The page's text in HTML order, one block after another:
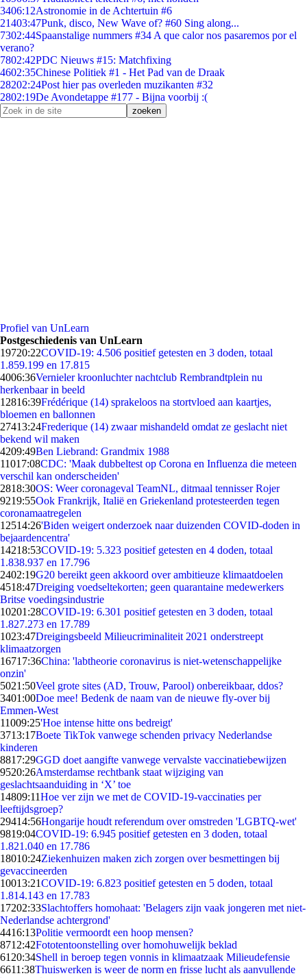
3406:12Astronomie in de Achtertuin #6
21403:47Punk, disco, New Wave of? #60 Sing along...
7302:44Spaanstalige nummers #34 A que calor nos pasaremos por el
verano?
7802:42PDC Nieuws #15: Matchfixing
4602:35Chinese Politiek #1 - Het Pad van de Draak
28202:24Post hier pas overleden muzikanten #32
2802:19De Avondetappe #177 - Bijna voorbij :(
Profiel van UnLearn
Postgeschiedenis van UnLearn
19720:22COVID-19: 4.506 positief getesten en 3 doden, totaal
1.859.199 en 17.815
4006:36Vernieler kroonluchter nachtclub Rembrandtplein nu
herkenbaar in beeld
12816:39Frédérique (14) sprakeloos na stortvloed aan kaartjes,
bloemen en ballonnen
27413:24Frederique (14) zwaar mishandeld omdat ze geslacht niet
bekend wil maken
4209:49Ben Liebrand: Grandmix 1988
11017:08CDC: 'Maak dubbeltest op Corona en Influenza die meteen
verschil kan onderscheiden'
2818:30OS: Weer coronageval TeamNL, ditmaal tennisser Rojer
9219:55Ook Frankrijk, Italië en Griekenland protesteerden tegen
coronamaatregelen
12514:26'Biden weigert onderzoek naar duizenden COVID-doden in
bejaardencentra'
14218:53COVID-19: 5.323 positief getesten en 4 doden, totaal
1.838.937 en 17.796
2402:19G20 bereikt geen akkoord over ambitieuze klimaatdoelen
4518:47Dreiging voedseltekorten; geen quarantaine medewerkers
Britse voedingsindustrie
10201:28COVID-19: 6.301 positief getesten en 3 doden, totaal
1.827.273 en 17.789
1023:47Dreigingsbeeld Milieucriminaliteit 2021 onderstreept
klimaatzorgen
16717:36China: 'labtheorie coronavirus is niet-wetenschappelijke
onzin'
5021:50Veel grote sites (AD, Trouw, Parool) onbereikbaar, ddos?
3401:00Doe mee! Bedenk de naam van de nieuwe fly-over bij
Emmen-West
11009:25'Hoe intense hitte ons bedreigt'
3713:17Boete TikTok vanwege schenden privacy Nederlandse
kinderen
8817:29GGD doet aangifte vanwege vervalste vaccinatiebewijzen
9520:26Amsterdamse rechtbank staat wijziging van
geslachtsaanduiding in ‘X’ toe
14809:11Hoe ver zijn we met de COVID-19-vaccinaties per
leeftijdsgroep?
29414:56Hongarije houdt referendum over omstreden 'LGBTQ-wet'
9819:04COVID-19: 6.945 positief getesten en 3 doden, totaal
1.821.040 en 17.786
18010:24Ziekenhuizen maken zich zorgen over besmettingen bij
gevaccineerden
10013:21COVID-19: 6.823 positief getesten en 5 doden, totaal
1.814.143 en 17.783
17202:33Slachtoffers homohaat: 'Belagers zijn vaak jongeren met niet-
Nederlandse achtergrond'
4416:13Politie vermoordt een hoop mensen?
8712:42Fototentoonstelling over homohuwelijk beklad
61 20:34Shell in beroep tegen vonnis in klimaatzaak Milieudefensie
6611:38Thuiswerken is weer de norm en frisse lucht als aanvullende